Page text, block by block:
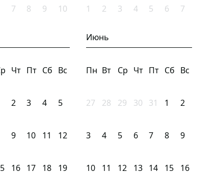
7 8 9 10 1 2 3 4 5 6 7
Чт Пт Сб Вс
2 3 4 5
9 10 11 12
16 17 18 19
Июнь
Пн Вт Ср Чт Пт Сб Вс
27 28 29 30 31 1 2
3 4 5 6 7 8 9
10 11 12 13 14 15 16